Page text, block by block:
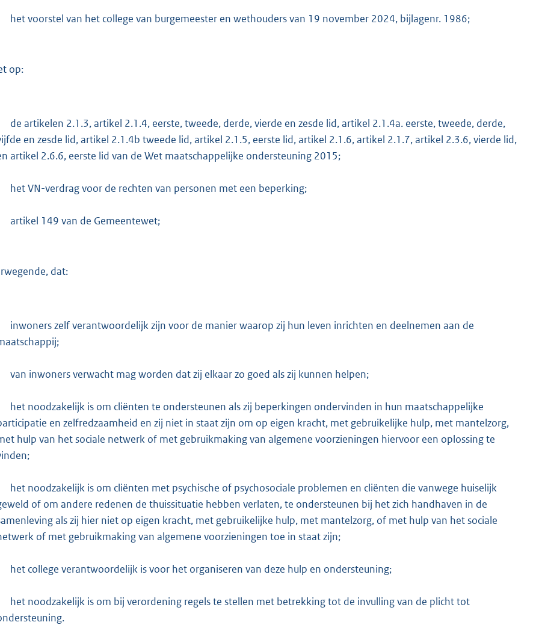
:
het voorstel van het college van burgemeester en wethouders van 19 november 2024, bijlagenr. 1986;
op:
de artikelen 2.1.3, artikel 2.1.4, eerste, tweede, derde, vierde en zesde lid, artikel 2.1.4a. eerste, tweede, derde,
en zesde lid, artikel 2.1.4b tweede lid, artikel 2.1.5, eerste lid, artikel 2.1.6, artikel 2.1.7, artikel 2.3.6, vierde lid,
artikel 2.6.6, eerste lid van de Wet maatschappelijke ondersteuning 2015;
het VN-verdrag voor de rechten van personen met een beperking;
artikel 149 van de Gemeentewet;
dat:
inwoners zelf verantwoordelijk zijn voor de manier waarop zij hun leven inrichten en deelnemen aan de
van inwoners verwacht mag worden dat zij elkaar zo goed als zij kunnen helpen;
het noodzakelijk is om cliënten te ondersteunen als zij beperkingen ondervinden in hun maatschappelijke
en zelfredzaamheid en zij niet in staat zijn om op eigen kracht, met gebruikelijke hulp, met mantelzorg,
hulp van het sociale netwerk of met gebruikmaking van algemene voorzieningen hiervoor een oplossing te
het noodzakelijk is om cliënten met psychische of psychosociale problemen en cliënten die vanwege huiselijk
of om andere redenen de thuissituatie hebben verlaten, te ondersteunen bij het zich handhaven in de
als zij hier niet op eigen kracht, met gebruikelijke hulp, met mantelzorg, of met hulp van het sociale
of met gebruikmaking van algemene voorzieningen toe in staat zijn;
het college verantwoordelijk is voor het organiseren van deze hulp en ondersteuning;
het noodzakelijk is om bij verordening regels te stellen met betrekking tot de invulling van de plicht tot